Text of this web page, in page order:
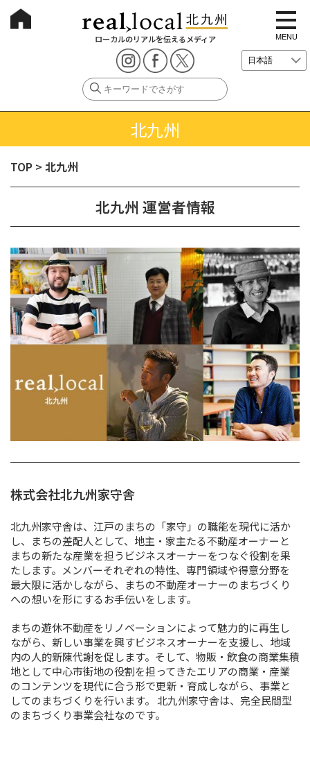
ローカルのリアルを伝えるメディア
t
o
g
g
e
i
MENU
北九州
TOP > 北九州
北九州 運営者情報
株式会社北九州家守舎
北九州家守舎は、江戸のまちの「家守」の職能を現代に活か
し、まちの差配人として、地主・家主たる不動産オーナーと
まちの新たな産業を担うビジネスオーナーをつなぐ役割を果
たします。メンバーそれぞれの特性、専門領域や得意分野を
最大限に活かしながら、まちの不動産オーナーのまちづくり
への想いを形にするお手伝いをします。
まちの遊休不動産をリノベーションによって魅力的に再生し
ながら、新しい事業を興すビジネスオーナーを支援し、地域
内の人的新陳代謝を促します。そして、物販・飲食の商業集積
地として中心市街地の役割を担ってきたエリアの商業・産業
のコンテンツを現代に合う形で更新・育成しながら、事業と
してのまちづくりを行います。 北九州家守舎は、完全民間型
のまちづくり事業会社なのです。